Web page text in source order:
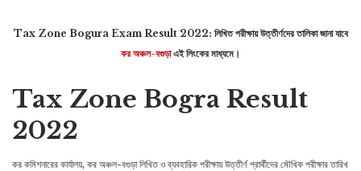
Tax Zone Bogura Exam Result 2022: লিখিত পরীক্ষায় উত্তীর্ণদের তালিকা জানা যাবে
কর অঞ্চল-বগুড়াএই লিংকের মাধ্যমে।
Tax Zone Bogra Result
2022
কর কমিশনারের কার্যালয়, কর অঞ্চল-বগুড়া লিখিত ও ব্যবহারিক পরীক্ষায় উত্তীর্ণ প্রার্থীদের মৌখিক পরীক্ষার তারিখ